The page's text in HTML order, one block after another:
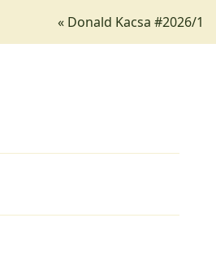
« Donald Kacsa #2026/1